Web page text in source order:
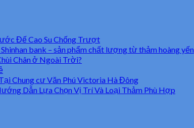
Đế Cao Su Chống Trượt
bank – sản phẩm chất lượng từ thảm hoàng yến
Chân ở Ngoài Trời?
Chung cư Văn Phú Victoria Hà Đông
Dẫn Lựa Chọn Vị Trí Và Loại Thảm Phù Hợp